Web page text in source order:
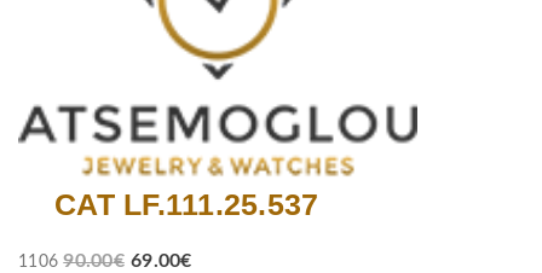
CAT LF.111.25.537
1106 90.00€ 69.00€